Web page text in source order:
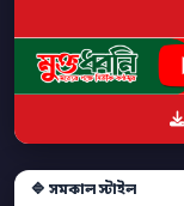
🔷 সমকাল স্টাইল